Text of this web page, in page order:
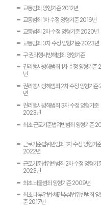
교통범죄 양형기준 2012년
교통범죄 1차 수정 양형기준 2016년
교통범죄 2차 수정 양형기준 2020년
교통범죄 3차 수정 양형기준 2023년
구 권리행사방해범죄 양형기준
권리행사방해범죄 1차 수정 양형기준
년
권리행사방해범죄 2차 수정 양형기
년
권리행사방해범죄 3차 수정 양형기준
2023년
최초 근로기준법위반범죄 양형기준
근로기준법위반범죄 1차 수정 양형기준
2022년
근로기준법위반범죄 2차 수정 양형기
2023년
최초 뇌물범죄 양형기준 2009년
최초 대부업법·채권추심법위반범죄 양
준 2017년